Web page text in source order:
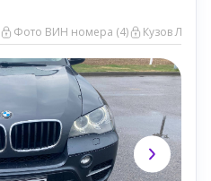
Фото ВИН номера (4) Кузов ЛКП